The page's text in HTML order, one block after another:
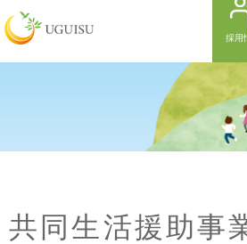
採用
共同生活援助事